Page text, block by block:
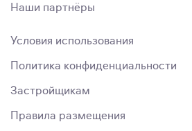
Наши партнёры
Условия использования
Политика конфиденциальности
Застройщикам
Правила размещения